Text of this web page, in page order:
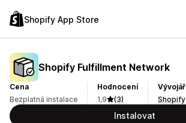
Shopify App Store
Shopify Fulfillment Network
Cena
Bezplatná instalace
Hodnocení
1,9
(3)
Vývojář
Shopify
Instalovat